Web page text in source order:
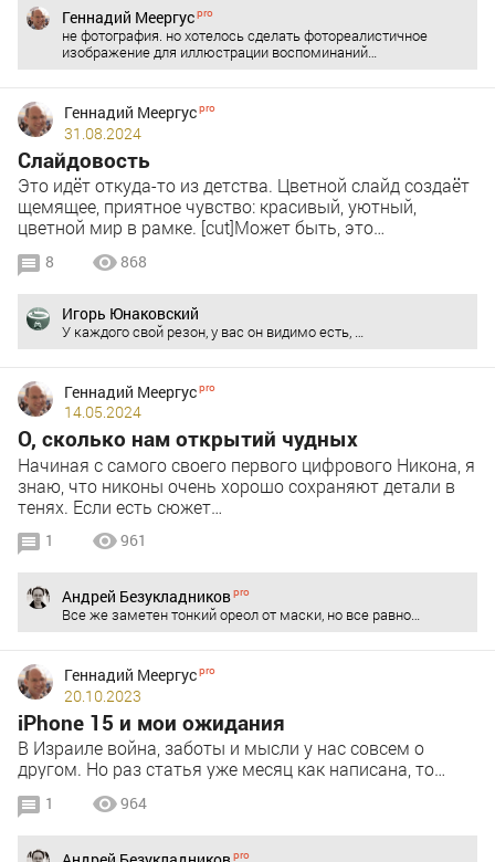
Геннадий Меергус
не фотография. но хотелось сделать фотореалистичное
изображение для иллюстрации воспоминаний…
Геннадий Меергус
31.08.2024
Слайдовость
Это идёт откуда-то из детства. Цветной слайд создаёт
щемящее, приятное чувство: красивый, уютный,
цветной мир в рамке. [cut]Может быть, это…
8 868
Игорь Юнаковский
У каждого свой резон, у вас он видимо есть, …
Геннадий Меергус
14.05.2024
О, сколько нам открытий чудных
Начиная с самого своего первого цифрового Никона, я
знаю, что никоны очень хорошо сохраняют детали в
тенях. Если есть сюжет…
1 961
Андрей Безукладников
Все же заметен тонкий ореол от маски, но все равно…
Геннадий Меергус
20.10.2023
iPhone 15 и мои ожидания
В Израиле война, заботы и мысли у нас совсем о
другом. Но раз статья уже месяц как написана, то…
1 964